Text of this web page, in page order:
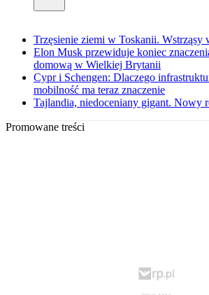
Trzęsienie ziemi w Toskanii. Wstrząsy
Elon Musk przewiduje koniec
domową w Wielkiej Brytanii
Cypr i Schengen: Dlaczego
mobilność ma teraz znaczenie
Tajlandia, niedoceniany gigant. Nowy
Promowane treści